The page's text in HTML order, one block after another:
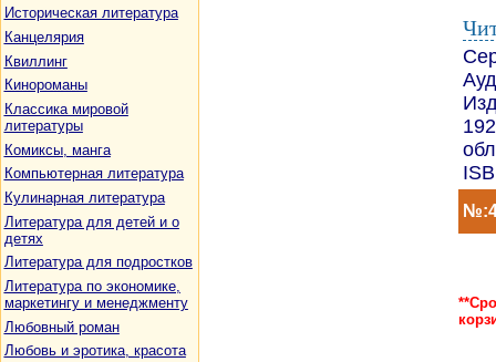
Историческая литература
Канцелярия
Квиллинг
Кинороманы
Классика мировой
литературы
Комиксы, манга
Компьютерная литература
Кулинарная литература
Литература для детей и о
детях
Литература для подростков
Литература по экономике,
маркетингу и менеджменту
Любовный роман
Любовь и эротика, красота